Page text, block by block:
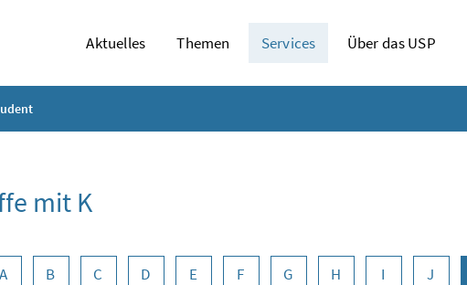
Aktuelles Themen Services Über das USP
mit K
A B C D E F G H I J